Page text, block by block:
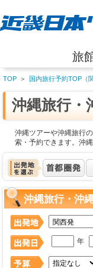
旅
TOP ＞ 国内旅行予約TOP（
沖縄旅行・
沖縄ツアーや沖縄旅行
索・予約できます。沖
沖縄旅行・沖
年